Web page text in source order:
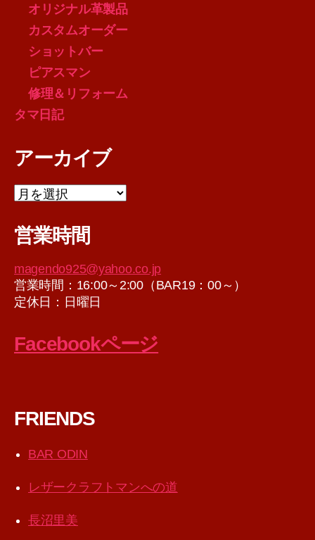
オリジナル革製品
カスタムオーダー
ショットバー
ピアスマン
修理＆リフォーム
タマ日記
アーカイブ
ア
イ
営業時間
magendo925@yahoo.co.jp
営業時間：16:00～2:00（BAR19：00～）
定休日：日曜日
Facebookページ
FRIENDS
BAR ODIN
レザークラフトマンへの道
長沼里美